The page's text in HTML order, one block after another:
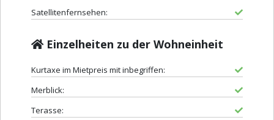
Satellitenfernsehen:
Einzelheiten zu der Wohneinheit
Kurtaxe im Mietpreis mit inbegriffen:
Merblick:
Terasse: